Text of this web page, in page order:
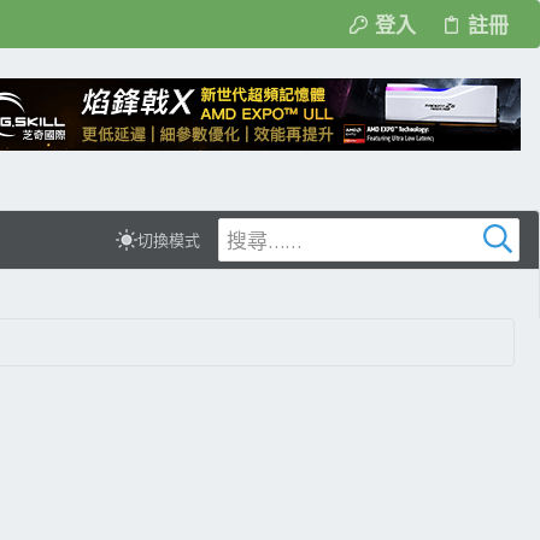
登入 註冊
切換模式